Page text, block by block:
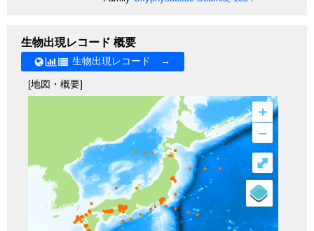
生物出現レコード 概要
生物出現レコード →
[地図・概要]
+
–
⤢